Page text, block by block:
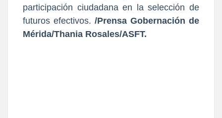
participación ciudadana en la selección de
futuros efectivos. /Prensa Gobernación de
Mérida/Thania Rosales/ASFT.